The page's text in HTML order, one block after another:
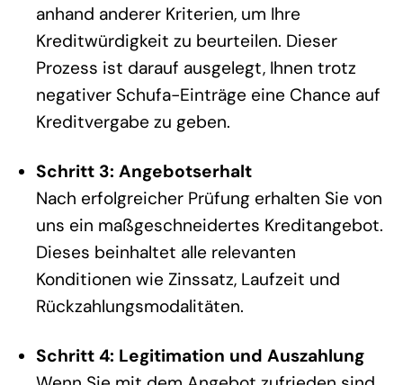
anhand anderer Kriterien, um Ihre
Kreditwürdigkeit zu beurteilen. Dieser
Prozess ist darauf ausgelegt, Ihnen trotz
negativer Schufa-Einträge eine Chance auf
Kreditvergabe zu geben.
Schritt 3: Angebotserhalt
Nach erfolgreicher Prüfung erhalten Sie von
uns ein maßgeschneidertes Kreditangebot.
Dieses beinhaltet alle relevanten
Konditionen wie Zinssatz, Laufzeit und
Rückzahlungsmodalitäten.
Schritt 4: Legitimation und Auszahlung